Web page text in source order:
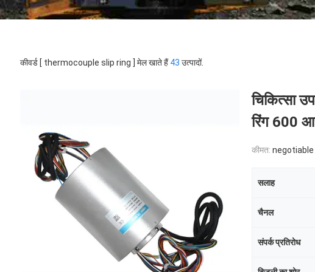
कीवर्ड [ thermocouple slip ring ] मेल खाते हैं43 उत्पादों.
चिकित्सा
रिंग 600
कीमत: negotiable
सलाह
चैनल
संपर्क प्रतिरोध